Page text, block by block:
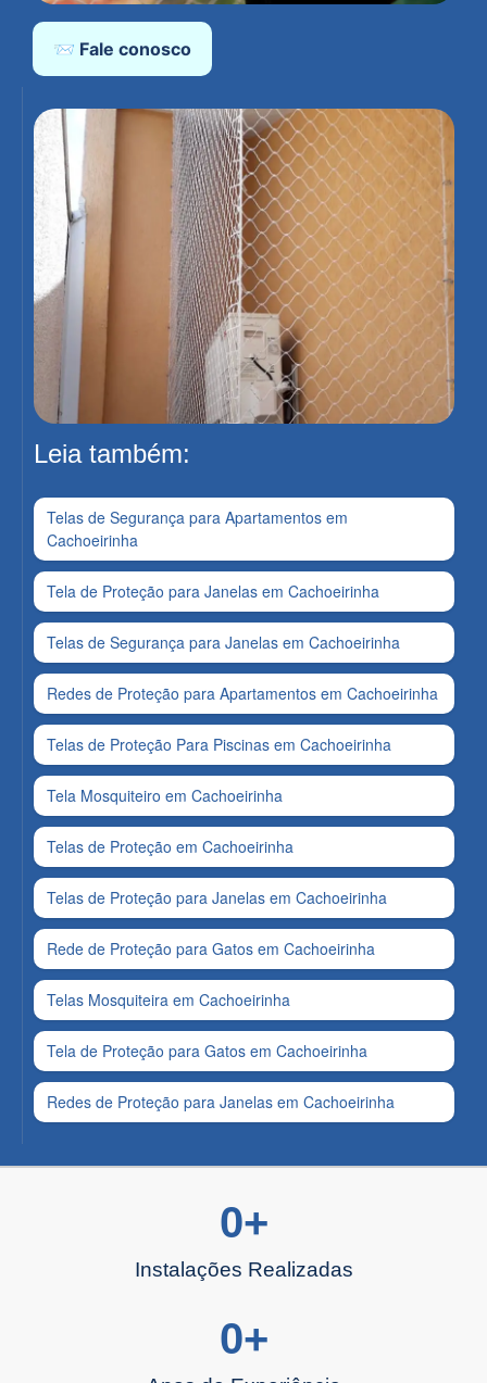
📨 Fale conosco
Leia também:
Telas de Segurança para Apartamentos em
Cachoeirinha
Tela de Proteção para Janelas em Cachoeirinha
Telas de Segurança para Janelas em Cachoeirinha
Redes de Proteção para Apartamentos em Cachoeirinha
Telas de Proteção Para Piscinas em Cachoeirinha
Tela Mosquiteiro em Cachoeirinha
Telas de Proteção em Cachoeirinha
Telas de Proteção para Janelas em Cachoeirinha
Rede de Proteção para Gatos em Cachoeirinha
Telas Mosquiteira em Cachoeirinha
Tela de Proteção para Gatos em Cachoeirinha
Redes de Proteção para Janelas em Cachoeirinha
Instalações Realizadas
0+
0+